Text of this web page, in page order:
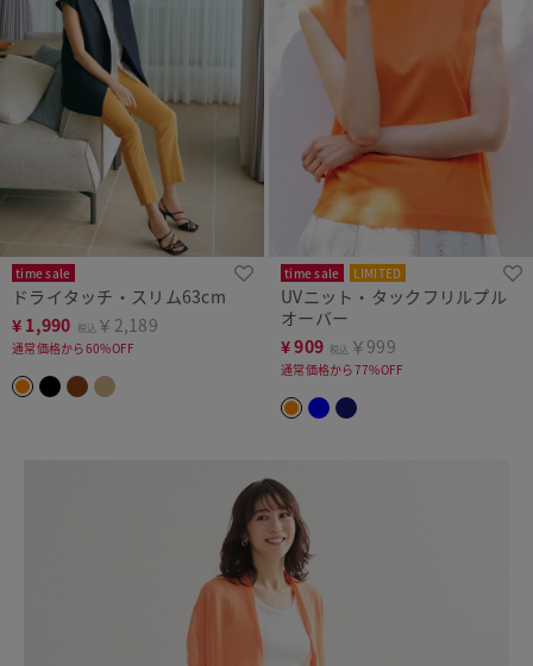
time sale
ドライタッチ・スリム63cm
¥ 1,990 税込 ￥2,189
通常価格から60%OFF
time sale LIMITED
UVニット・タックフリルプル
オーバー
¥909 税込 ￥999
通常価格から77%OFF